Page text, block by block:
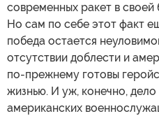
современных ракет в
Но сам по себе этот факт
победа остается
отсутствии доблести и
по-прежнему готовы
жизнью. И уж, конечно,
американских